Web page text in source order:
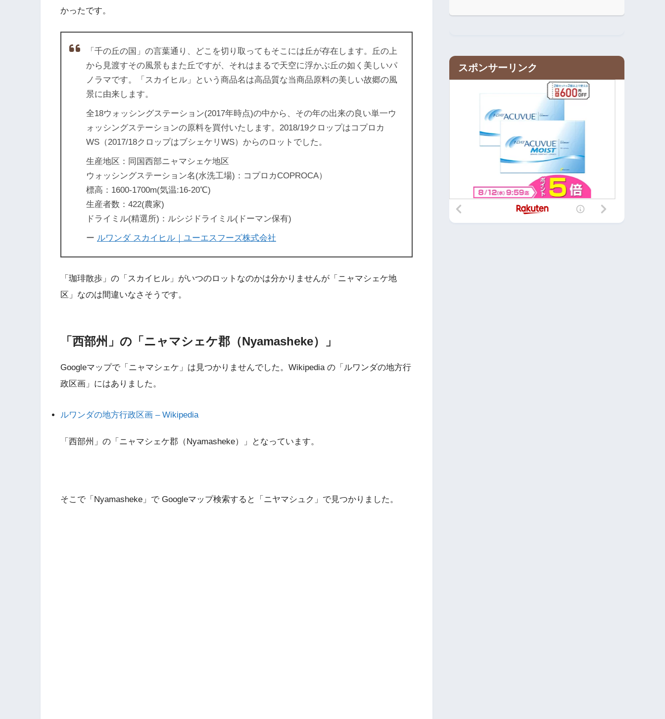
かったです。
「千の丘の国」の言葉通り、どこを切り取ってもそこには丘が存在します。丘の上
から見渡すその風景もまた丘ですが、それはまるで天空に浮かぶ丘の如く美しいパ
ノラマです。「スカイヒル」という商品名は高品質な当商品原料の美しい故郷の風
景に由来します。
全18ウォッシングステーション(2017年時点)の中から、その年の出来の良い単一ウ
ォッシングステーションの原料を買付いたします。2018/19クロップはコプロカ
WS（2017/18クロップはブシェケリWS）からのロットでした。
生産地区：同国西部ニャマシェケ地区
ウォッシングステーション名(水洗工場)：コプロカCOPROCA）
標高：1600-1700m(気温:16-20℃)
生産者数：422(農家)
ドライミル(精選所)：ルシジドライミル(ドーマン保有)
ー ルワンダ スカイヒル｜ユーエスフーズ株式会社
「珈琲散歩」の「スカイヒル」がいつのロットなのかは分かりませんが「ニャマシェケ地
区」なのは間違いなさそうです。
「西部州」の「ニャマシェケ郡（Nyamasheke）」
Googleマップで「ニャマシェケ」は見つかりませんでした。Wikipedia の「ルワンダの地方行
政区画」にはありました。
ルワンダの地方行政区画 – Wikipedia
「西部州」の「ニャマシェケ郡（Nyamasheke）」となっています。
そこで「Nyamasheke」で Googleマップ検索すると「ニヤマシュク」で見つかりました。
スポンサーリンク